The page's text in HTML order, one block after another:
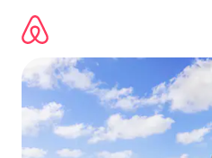
juurde